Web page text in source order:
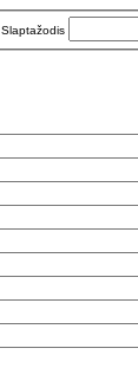
Slaptažodis